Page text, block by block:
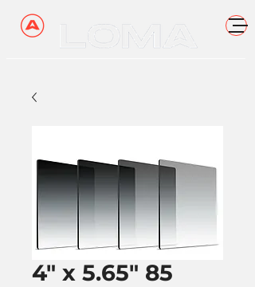
4" x 5.65" 85